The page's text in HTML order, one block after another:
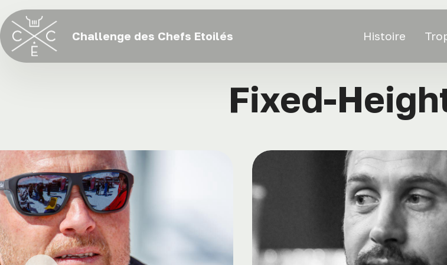
Challenge des Chefs Etoilés Histoire
Fixed-